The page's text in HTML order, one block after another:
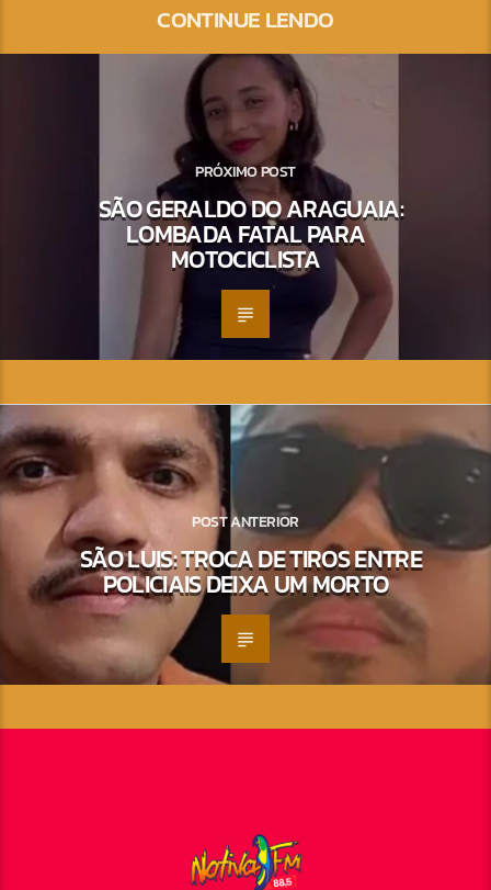
CONTINUE LENDO
PRÓXIMO POST
SÃO GERALDO DO ARAGUAIA:
LOMBADA FATAL PARA
MOTOCICLISTA
POST ANTERIOR
SÃO LUIS: TROCA DE TIROS ENTRE
POLICIAIS DEIXA UM MORTO